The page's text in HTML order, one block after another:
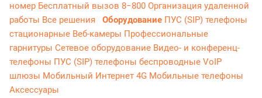
номер Бесплатный вызов 8−800 Организация удаленной
работы Все решения Оборудование ПУС (SIP) телефоны
стационарные Веб-камеры Профессиональные
гарнитуры Сетевое оборудование Видео- и конференц-
телефоны ПУС (SIP) телефоны беспроводные VoIP
шлюзы Мобильный Интернет 4G Мобильные телефоны
Аксессуары